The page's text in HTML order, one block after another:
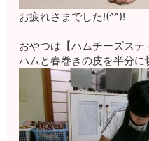
お疲れさまでした!(^^)!
おやつは【ハムチーズステ
ハムと春巻きの皮を半分に